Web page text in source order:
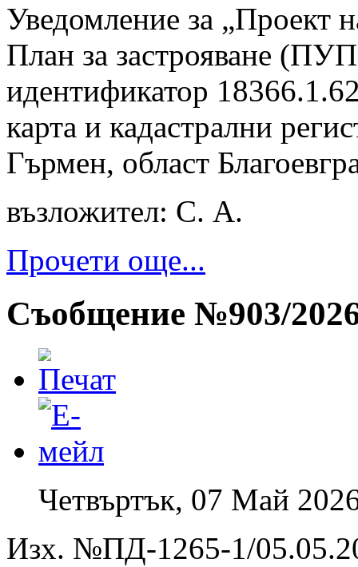
Уведомление за „Проект
План за застрояване
идентификатор
карта и кадастрални
Гърмен, област
възложител: С. А.
Прочети още...
Съобщение №903/
Четвъртък, 07 Май
Изх. №ПД-1265-1/